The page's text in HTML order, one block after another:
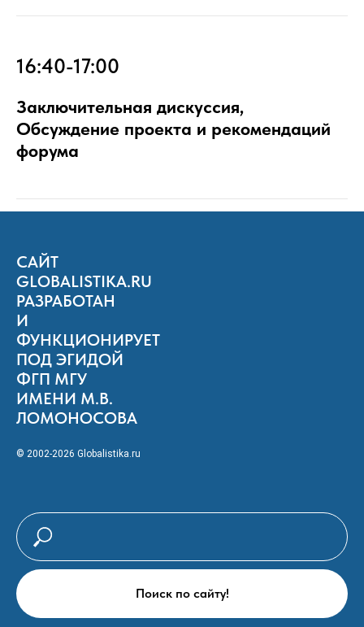
16:40-17:00
Заключительная дискуссия,
Обсуждение проекта и рекомендаций
форума
САЙТ
GLOBALISTIKA.RU
РАЗРАБОТАН
И
ФУНКЦИОНИРУЕТ
ПОД ЭГИДОЙ
ФГП МГУ
ИМЕНИ М.В.
ЛОМОНОСОВА
© 2002-2026 Globalistika.ru
Поиск по сайту!